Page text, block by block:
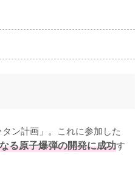
る原子爆弾の開発に成功す